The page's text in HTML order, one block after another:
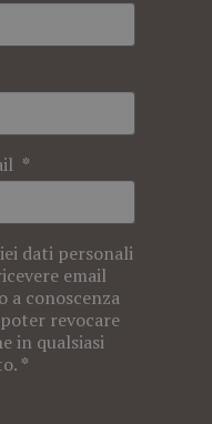
dati personali
email
a conoscenza
revocare
in qualsiasi